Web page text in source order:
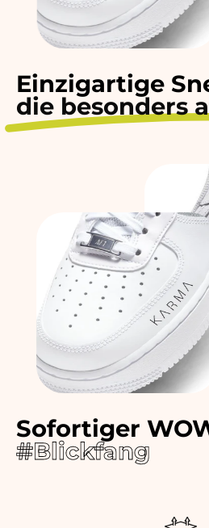
Einzigartige
die besonders
Sofortiger
#Blickfang